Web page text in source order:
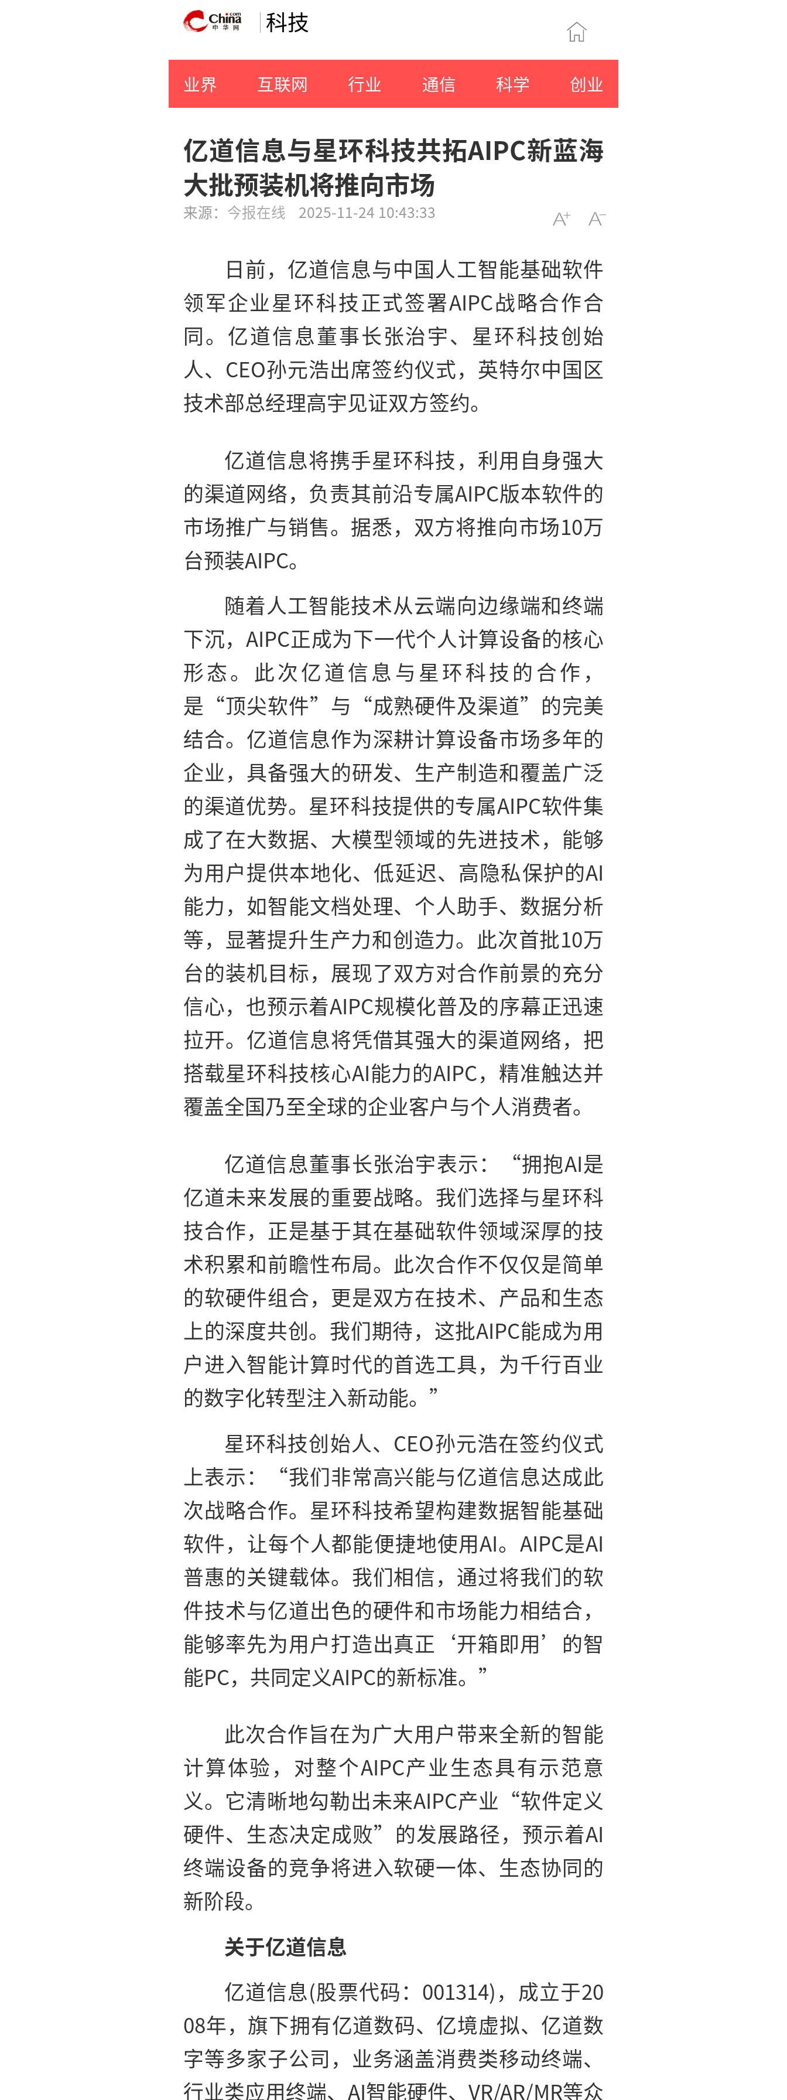
科技
业界 互联网 行业 通信 科学 创业
亿道信息与星环科技共拓AIPC新蓝海
大批预装机将推向市场
来源： 今报在线 2025-11-24 10:43:33
日前，亿道信息与中国人工智能基础软件
领军企业星环科技正式签署AIPC战略合作合
同。亿道信息董事长张治宇、星环科技创始
人、CEO孙元浩出席签约仪式，英特尔中国区
技术部总经理高宇见证双方签约。
亿道信息将携手星环科技，利用自身强大
的渠道网络，负责其前沿专属AIPC版本软件的
市场推广与销售。据悉，双方将推向市场10万
台预装AIPC。
随着人工智能技术从云端向边缘端和终端
下沉，AIPC正成为下一代个人计算设备的核心
形态。此次亿道信息与星环科技的合作，
是“顶尖软件”与“成熟硬件及渠道”的完美
结合。亿道信息作为深耕计算设备市场多年的
企业，具备强大的研发、生产制造和覆盖广泛
的渠道优势。星环科技提供的专属AIPC软件集
成了在大数据、大模型领域的先进技术，能够
为用户提供本地化、低延迟、高隐私保护的AI
能力，如智能文档处理、个人助手、数据分析
等，显著提升生产力和创造力。此次首批10万
台的装机目标，展现了双方对合作前景的充分
信心，也预示着AIPC规模化普及的序幕正迅速
拉开。亿道信息将凭借其强大的渠道网络，把
搭载星环科技核心AI能力的AIPC，精准触达并
覆盖全国乃至全球的企业客户与个人消费者。
亿道信息董事长张治宇表示：“拥抱AI是
亿道未来发展的重要战略。我们选择与星环科
技合作，正是基于其在基础软件领域深厚的技
术积累和前瞻性布局。此次合作不仅仅是简单
的软硬件组合，更是双方在技术、产品和生态
上的深度共创。我们期待，这批AIPC能成为用
户进入智能计算时代的首选工具，为千行百业
的数字化转型注入新动能。”
星环科技创始人、CEO孙元浩在签约仪式
上表示：“我们非常高兴能与亿道信息达成此
次战略合作。星环科技希望构建数据智能基础
软件，让每个人都能便捷地使用AI。AIPC是AI
普惠的关键载体。我们相信，通过将我们的软
件技术与亿道出色的硬件和市场能力相结合，
能够率先为用户打造出真正‘开箱即用’的智
能PC，共同定义AIPC的新标准。”
此次合作旨在为广大用户带来全新的智能
计算体验，对整个AIPC产业生态具有示范意
义。它清晰地勾勒出未来AIPC产业“软件定义
硬件、生态决定成败”的发展路径，预示着AI
终端设备的竞争将进入软硬一体、生态协同的
新阶段。
关于亿道信息
亿道信息(股票代码：001314)，成立于20
08年，旗下拥有亿道数码、亿境虚拟、亿道数
字等多家子公司，业务涵盖消费类移动终端、
行业类应用终端、AI智能硬件、VR/AR/MR等众